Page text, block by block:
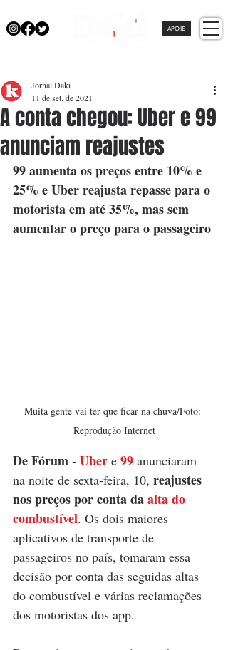
APOIE
A conta chegou: Uber e 99
anunciam reajustes
Jornal Daki
11 de set. de 2021
99 aumenta os preços entre 10% e
25% e Uber reajusta repasse para o
motorista em até 35%, mas sem
aumentar o preço para o passageiro
Muita gente vai ter que ficar na chuva/Foto:
Reprodução Internet
De Fórum - Uber e 99 anunciaram
na noite de sexta-feira, 10, reajustes
nos preços por conta da alta do
combustível. Os dois maiores
aplicativos de transporte de
passageiros no país, tomaram essa
decisão por conta das seguidas altas
do combustível e várias reclamações
dos motoristas dos app.